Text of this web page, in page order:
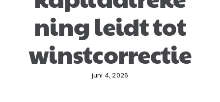
ning leidt tot
winstcorrectie
juni 4, 2026